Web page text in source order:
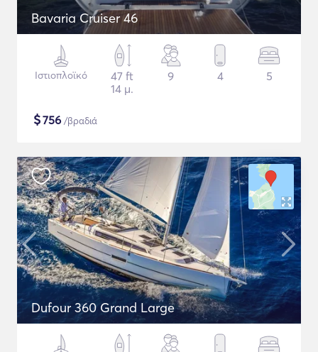
Bavaria Cruiser 46
Ιστιοπλοϊκό
47 ft
14 μ.
9 4 5
$756 /βραδιά
Dufour 360 Grand Large